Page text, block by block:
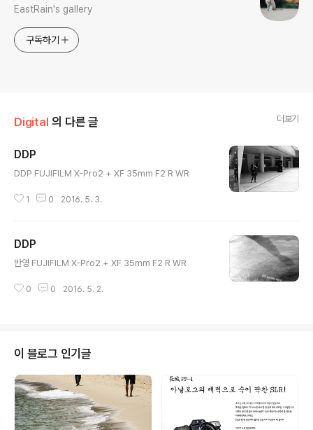
EastRain's gallery
구독하기
Digital 의 다른 글 더보기
DDP
DDP FUJIFILM X-Pro2 + XF 35mm F2 R WR
1 0 2016. 5. 3.
DDP
반영 FUJIFILM X-Pro2 + XF 35mm F2 R WR
0 0 2016. 5. 2.
이 블로그 인기글